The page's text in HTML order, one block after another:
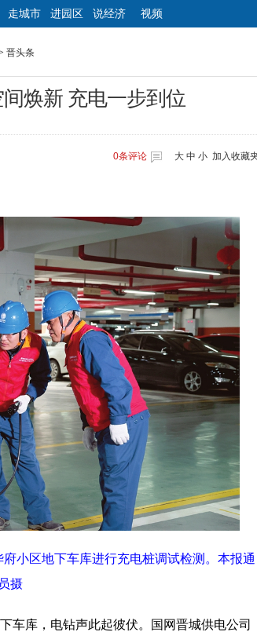
走城市 进园区 说经济 视频
晋头条
焕新 充电一步到位
大 中 小 加入收藏
0条评论
小区地下车库进行充电桩调试检测。本报通
摄
车库，电钻声此起彼伏。国网晋城供电公司